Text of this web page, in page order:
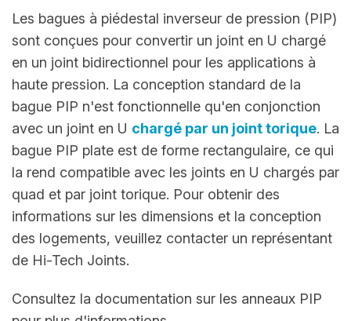
Les bagues à piédestal inverseur de pression (PIP)
sont conçues pour convertir un joint en U chargé
en un joint bidirectionnel pour les applications à
haute pression. La conception standard de la
bague PIP n'est fonctionnelle qu'en conjonction
avec un joint en U chargé par un joint torique. La
bague PIP plate est de forme rectangulaire, ce qui
la rend compatible avec les joints en U chargés par
quad et par joint torique. Pour obtenir des
informations sur les dimensions et la conception
des logements, veuillez contacter un représentant
de Hi-Tech Joints.
Consultez la documentation sur les anneaux PIP